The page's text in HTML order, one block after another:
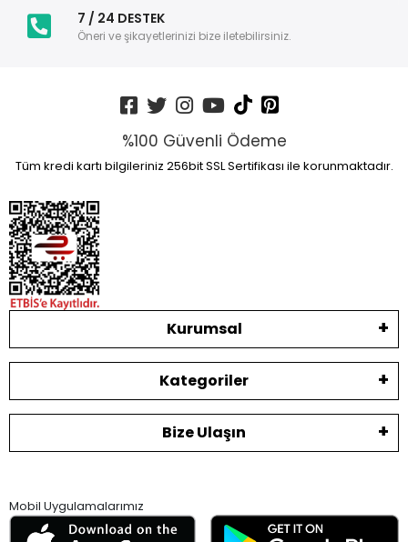
7 / 24 DESTEK
Öneri ve şikayetlerinizi bize iletebilirsiniz.
%100 Güvenli Ödeme
Tüm kredi kartı bilgileriniz 256bit SSL Sertifikası ile korunmaktadır.
Kurumsal
Kategoriler
Bize Ulaşın
Mobil Uygulamalarımız